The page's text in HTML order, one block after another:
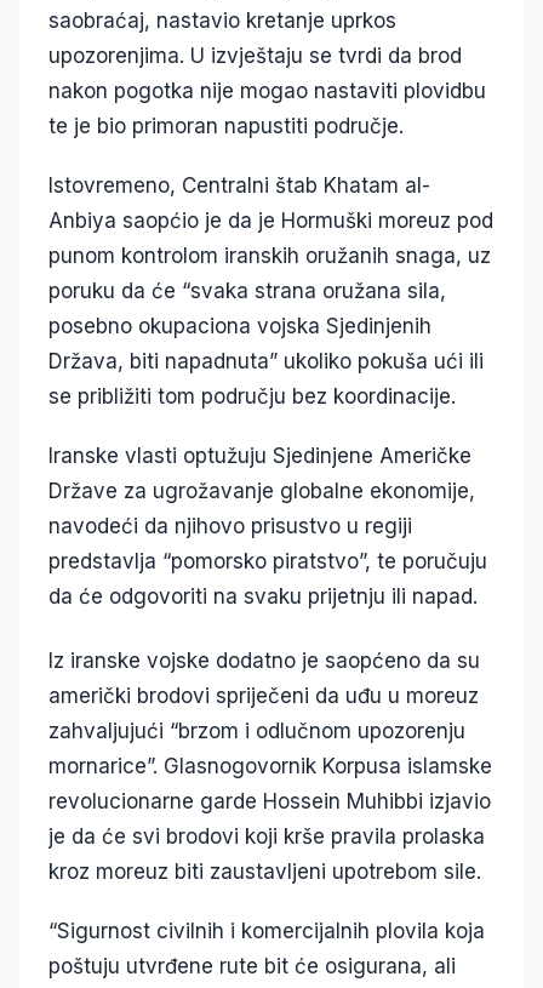
saobraćaj, nastavio kretanje uprkos
upozorenjima. U izvještaju se tvrdi da brod
nakon pogotka nije mogao nastaviti plovidbu
te je bio primoran napustiti područje.
Istovremeno, Centralni štab Khatam al-
Anbiya saopćio je da je Hormuški moreuz pod
punom kontrolom iranskih oružanih snaga, uz
poruku da će “svaka strana oružana sila,
posebno okupaciona vojska Sjedinjenih
Država, biti napadnuta” ukoliko pokuša ući ili
se približiti tom području bez koordinacije.
Iranske vlasti optužuju Sjedinjene Američke
Države za ugrožavanje globalne ekonomije,
navodeći da njihovo prisustvo u regiji
predstavlja “pomorsko piratstvo”, te poručuju
da će odgovoriti na svaku prijetnju ili napad.
Iz iranske vojske dodatno je saopćeno da su
američki brodovi spriječeni da uđu u moreuz
zahvaljujući “brzom i odlučnom upozorenju
mornarice”. Glasnogovornik Korpusa islamske
revolucionarne garde Hossein Muhibbi izjavio
je da će svi brodovi koji krše pravila prolaska
kroz moreuz biti zaustavljeni upotrebom sile.
“Sigurnost civilnih i komercijalnih plovila koja
poštuju utvrđene rute bit će osigurana, ali